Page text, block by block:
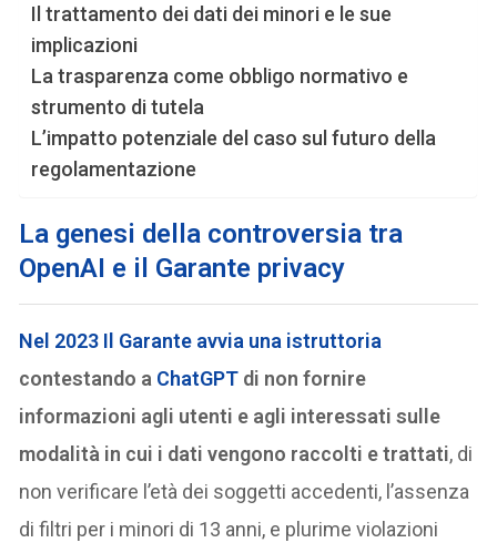
Il trattamento dei dati dei minori e le sue
implicazioni
La trasparenza come obbligo normativo e
strumento di tutela
L’impatto potenziale del caso sul futuro della
regolamentazione
La genesi della controversia tra
OpenAI e il Garante privacy
Nel 2023 Il Garante avvia una istruttoria
contestando a ChatGPT di non fornire
informazioni agli utenti e agli interessati sulle
modalità in cui i dati vengono raccolti e trattati, di
non verificare l’età dei soggetti accedenti, l’assenza
di filtri per i minori di 13 anni, e plurime violazioni